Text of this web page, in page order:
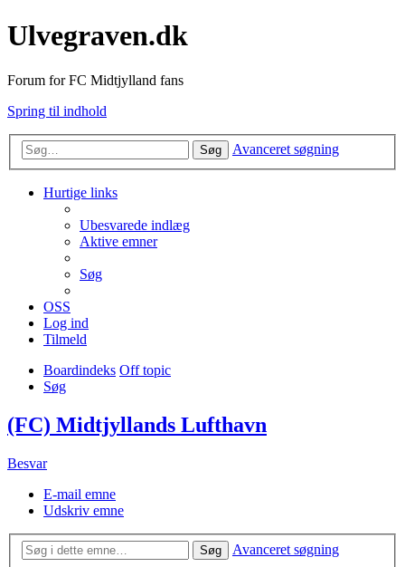
Ulvegraven.dk
Forum for FC Midtjylland fans
Spring til indhold
Søg Avanceret søgning
Hurtige links
Ubesvarede indlæg
Aktive emner
Søg
OSS
Log ind
Tilmeld
Boardindeks Off topic
Søg
(FC) Midtjyllands Lufthavn
Besvar
E-mail emne
Udskriv emne
Søg
Avanceret søgning